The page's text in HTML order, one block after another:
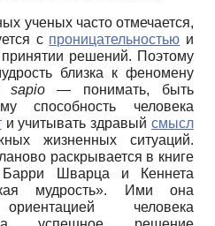
ученых часто отмечается,
с проницательностью и
принятии решений. Поэтому
близка к феномену
sapio— понимать, быть
способность человека
и учитывать здравыйсмысл
жизненных ситуаций.
раскрывается в книге
Барри Шварца и Кеннета
мудрость». Ими она
человека